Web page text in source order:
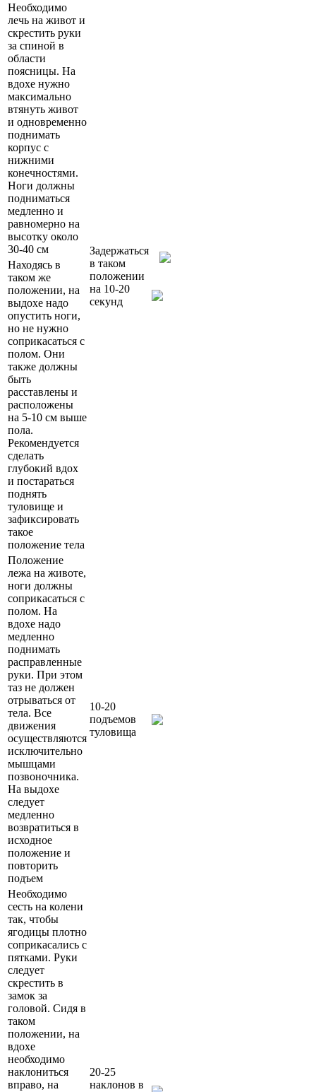
Необходимо
лечь на живот и
скрестить руки
за спиной в
области
поясницы. На
вдохе нужно
максимально
втянуть живот
и одновременно
поднимать
корпус с
нижними
конечностями.
Ноги должны
подниматься
медленно и
равномерно на
высотку около
30-40 см
Задержаться
в таком
положении
на 10-20
секунд
Находясь в
таком же
положении, на
выдохе надо
опустить ноги,
но не нужно
соприкасаться с
полом. Они
также должны
быть
расставлены и
расположены
на 5-10 см выше
пола.
Рекомендуется
сделать
глубокий вдох
и постараться
поднять
туловище и
зафиксировать
такое
положение тела
Положение
лежа на животе,
ноги должны
соприкасаться с
полом. На
вдохе надо
медленно
поднимать
расправленные
руки. При этом
таз не должен
отрываться от
тела. Все
движения
осуществляются
исключительно
мышцами
позвоночника.
На выдохе
следует
медленно
возвратиться в
исходное
положение и
повторить
подъем
10-20
подъемов
туловища
Необходимо
сесть на колени
так, чтобы
ягодицы плотно
соприкасались с
пятками. Руки
следует
скрестить в
замок за
головой. Сидя в
таком
положении, на
вдохе
необходимо
наклониться
вправо, на
20-25
наклонов в